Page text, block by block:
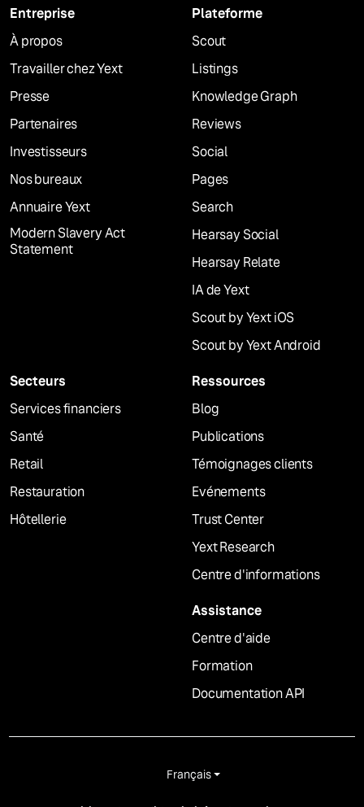
Entreprise
À propos
Travailler chez Yext
Presse
Partenaires
Investisseurs
Nos bureaux
Annuaire Yext
Modern Slavery Act
Statement
Plateforme
Scout
Listings
Knowledge Graph
Reviews
Social
Pages
Search
Hearsay Social
Hearsay Relate
IA de Yext
Scout by Yext iOS
Scout by Yext Android
Secteurs
Services financiers
Santé
Retail
Restauration
Hôtellerie
Ressources
Blog
Publications
Témoignages clients
Evénements
Trust Center
Yext Research
Centre d'informations
Assistance
Centre d'aide
Formation
Documentation API
Français